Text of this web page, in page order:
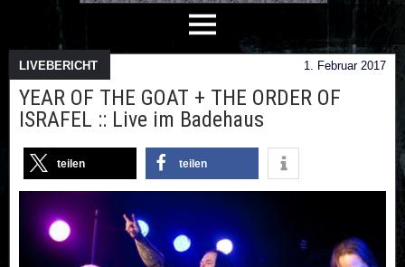
LIVEBERICHT 1. Februar 2017
YEAR OF THE GOAT + THE ORDER OF
ISRAFEL :: Live im Badehaus
teilen teilen